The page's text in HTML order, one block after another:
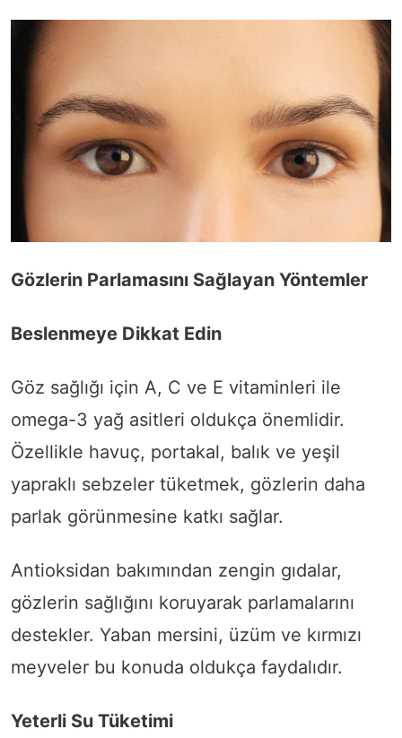
Gözlerin Parlamasını Sağlayan Yöntemler
Beslenmeye Dikkat Edin
Göz sağlığı için A, C ve E vitaminleri ile
omega-3 yağ asitleri oldukça önemlidir.
Özellikle havuç, portakal, balık ve yeşil
yapraklı sebzeler tüketmek, gözlerin daha
parlak görünmesine katkı sağlar.
Antioksidan bakımından zengin gıdalar,
gözlerin sağlığını koruyarak parlamalarını
destekler. Yaban mersini, üzüm ve kırmızı
meyveler bu konuda oldukça faydalıdır.
Yeterli Su Tüketimi